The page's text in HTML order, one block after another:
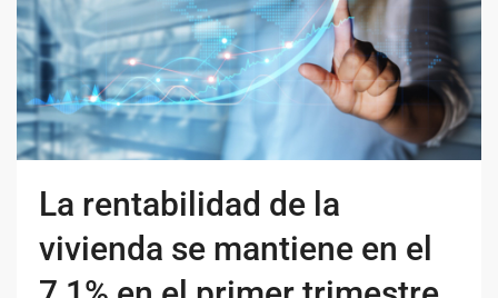
La rentabilidad de la
vivienda se mantiene en el